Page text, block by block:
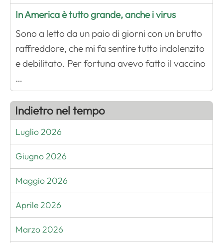
In America è tutto grande, anche i virus
Sono a letto da un paio di giorni con un brutto
raffreddore, che mi fa sentire tutto indolenzito
e debilitato. Per fortuna avevo fatto il vaccino
…
Indietro nel tempo
Luglio 2026
Giugno 2026
Maggio 2026
Aprile 2026
Marzo 2026